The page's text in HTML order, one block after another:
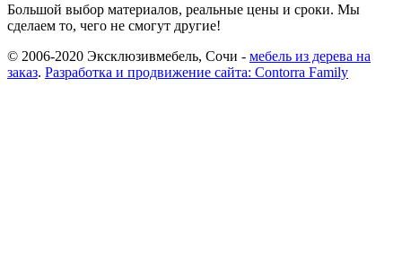
Большой выбор материалов, реальные цены и сроки. Мы
сделаем то, чего не смогут другие!
© 2006-2020 Эксклюзивмебель, Сочи - мебель из дерева на
заказ. Разработка и продвижение сайта: Contorra Family